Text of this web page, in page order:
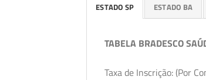
ESTADO SP ESTADO BA
TABELA BRADESCO
Taxa de Inscrição: (Por